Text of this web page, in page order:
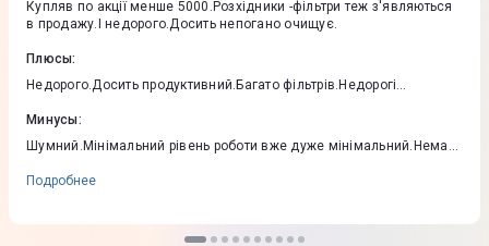
Купляв по акції менше 5000.Розхідники -фільтри теж з'являються
в продажу.І недорого.Досить непогано очищує.
Плюсы:
Недорого.Досить продуктивний.Багато фільтрів.Недорогі
Минусы:
Шумний.Мінімальний рівень роботи вже дуже мінімальний.Немає
живлення.Одним словом обмежений функціонал.
Подробнее